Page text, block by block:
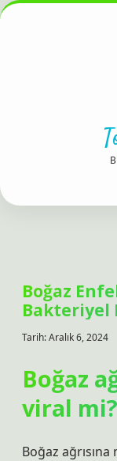
Boğaz
Bakteriyel
Tarih: Aralık 6, 2024
Boğaz
viral mi?
Boğaz